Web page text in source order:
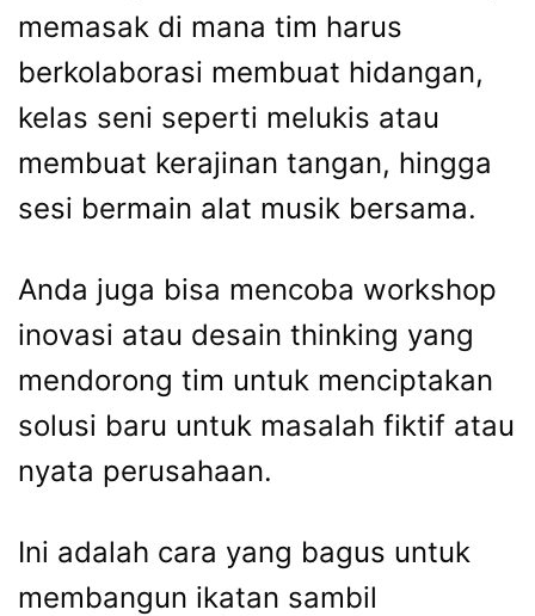
memasak di mana tim harus
berkolaborasi membuat hidangan,
kelas seni seperti melukis atau
membuat kerajinan tangan, hingga
sesi bermain alat musik bersama.
Anda juga bisa mencoba workshop
inovasi atau desain thinking yang
mendorong tim untuk menciptakan
solusi baru untuk masalah fiktif atau
nyata perusahaan.
Ini adalah cara yang bagus untuk
membangun ikatan sambil